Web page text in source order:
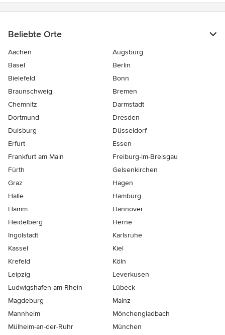
Beliebte Orte
Aachen
Augsburg
Basel
Berlin
Bielefeld
Bonn
Braunschweig
Bremen
Chemnitz
Darmstadt
Dortmund
Dresden
Duisburg
Düsseldorf
Erfurt
Essen
Frankfurt am Main
Freiburg-im-Breisgau
Fürth
Gelsenkirchen
Graz
Hagen
Halle
Hamburg
Hamm
Hannover
Heidelberg
Herne
Ingolstadt
Karlsruhe
Kassel
Kiel
Krefeld
Köln
Leipzig
Leverkusen
Ludwigshafen-am-Rhein
Lübeck
Magdeburg
Mainz
Mannheim
Mönchen­gladbach
Mülheim-an-der-Ruhr
München